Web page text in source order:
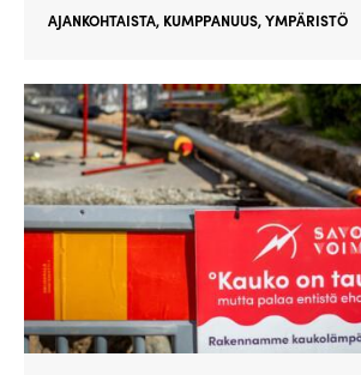
AJANKOHTAISTA, KUMPPANUUS,YMPÄRISTÖ